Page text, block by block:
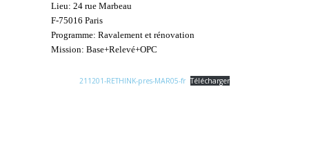
Lieu: 24 rue Marbeau
F-75016 Paris
Programme: Ravalement et rénovation
Mission: Base+Relevé+OPC
211201-RETHINK-pres-MAR05-fr Télécharger